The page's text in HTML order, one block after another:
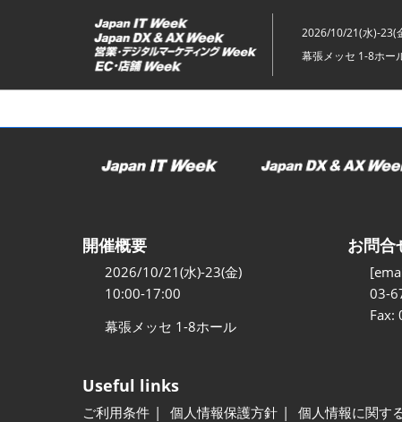
ッ
2026/10/21(水)-23(
幕張メッセ 1-8ホー
開催概要
2026/10/21(水)-23(金)
10:00-17:00
幕張メッセ 1-8ホール
お問合
03-
Fax:
Useful links
ご利用条件 個人情報保護方針 個人情報に関す